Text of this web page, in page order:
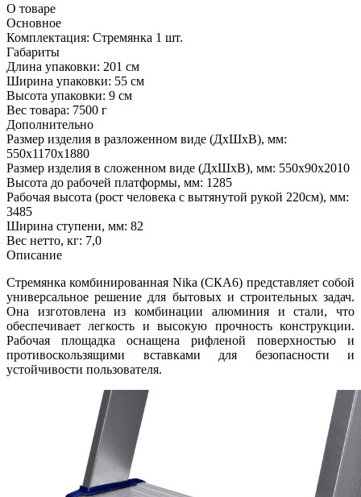
О товаре
Основное
Комплектация: Стремянка 1 шт.
Габариты
Длина упаковки: 201 см
Ширина упаковки: 55 см
Высота упаковки: 9 см
Вес товара: 7500 г
Дополнительно
Размер изделия в разложенном виде (ДхШхВ), мм:
550х1170х1880
Размер изделия в сложенном виде (ДхШхВ), мм: 550х90х2010
Высота до рабочей платформы, мм: 1285
Рабочая высота (рост человека с вытянутой рукой 220см), мм:
3485
Ширина ступени, мм: 82
Вес нетто, кг: 7,0
Описание
Стремянка комбинированная Nika (СКА6) представляет собой
универсальное решение для бытовых и строительных задач.
Она изготовлена из комбинации алюминия и стали, что
обеспечивает легкость и высокую прочность конструкции.
Рабочая площадка оснащена рифленой поверхностью и
противоскользящими вставками для безопасности и
устойчивости пользователя.